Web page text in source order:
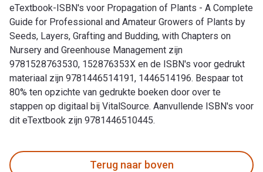
eTextbook-ISBN's voor Propagation of Plants - A Complete
Guide for Professional and Amateur Growers of Plants by
Seeds, Layers, Grafting and Budding, with Chapters on
Nursery and Greenhouse Management zijn
9781528763530, 152876353X en de ISBN's voor gedrukt
materiaal zijn 9781446514191, 1446514196. Bespaar tot
80% ten opzichte van gedrukte boeken door over te
stappen op digitaal bij VitalSource. Aanvullende ISBN's voor
dit eTextbook zijn 9781446510445.
Terug naar boven